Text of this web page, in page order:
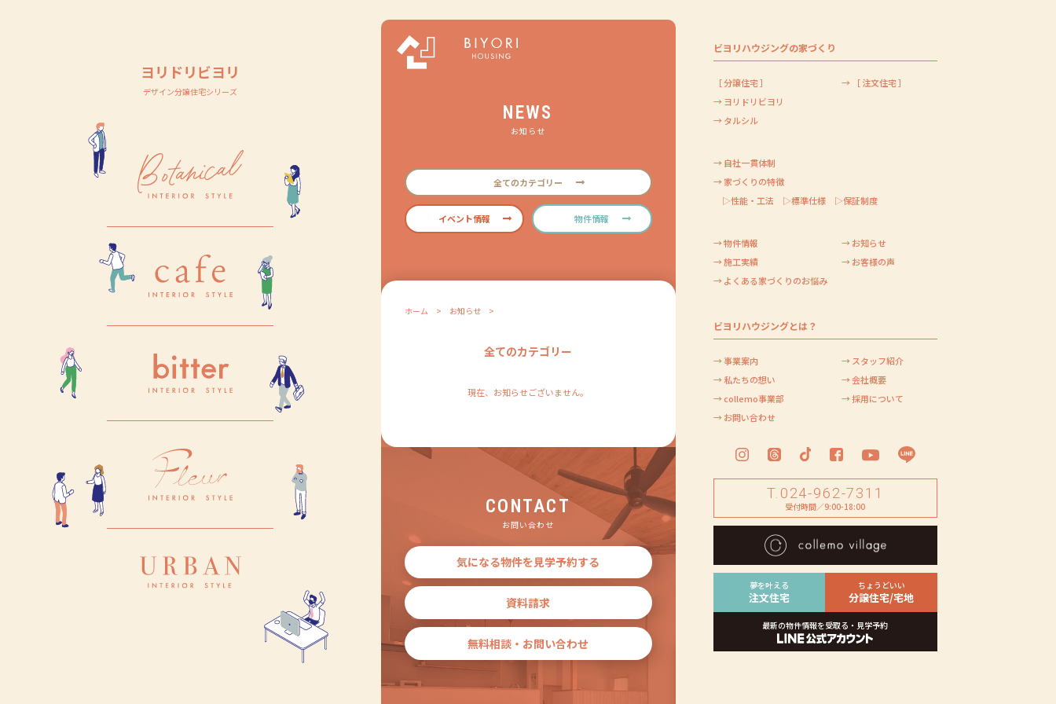
ヨリドリビヨリ
デザイン分譲住宅シリーズ
ビヨリハウジングの家づくり
［ 分譲住宅 ］
→ ヨリドリビヨリ
→ タルシル
→ ［ 注文住宅 ］
→ 自社一貫体制
→ 家づくりの特徴
▷性能・工法
▷標準仕様 ▷保証制度
→ 物件情報
→ 施工実績
→ よくある家づくりのお悩み
→ お知らせ
→ お客様の声
ビヨリハウジングとは？
→ 事業案内
→ 私たちの想い
→ collemo事業部
→ お問い合わせ
→ スタッフ紹介
→ 会社概要
→ 採用について
T.024-962-7311
受付時間／9:00-18:00
夢を叶える
注文住宅
ちょうどいい
分譲住宅/宅地
最新の物件情報を受取る・見学予約
NEWS
お知らせ
全てのカテゴリー
イベント情報 物件情報
ホーム > お知らせ>
全てのカテゴリー
現在、お知らせございません。
CONTACT
お問い合わせ
気になる物件を見学予約する
資料請求
無料相談・お問い合わせ